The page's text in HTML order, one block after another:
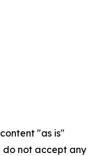
"as is"
do not accept any